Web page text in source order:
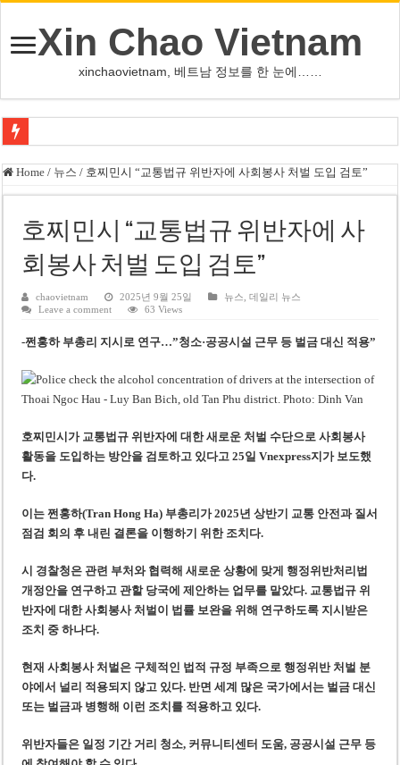
Xin Chao Vietnam
xinchaovietnam, 베트남 정보를 한 눈에……
쩐 타인 먼 베트남 국회의장 “외교 성과, 국가 위상 제고에 크게 기여”
싱가포르 하오마트, 마지막 프리미엄 매장 폐점… 적자·소송 악재 속 사업 축
베트남 은행 분기 순이익 1조 동 시대…비엣콤뱅크 등 5곳 돌파
PNJ, 다이아몬드 밀수 여파에 2분기 적자… 10월 임시 주총 개최
케펠, 투티엠 엠파이어시티 지분 전량 2억7000만 달러에 매각
베트남 MB은행, 2026년 수익 목표 자신…부동산 대출 비율 13% 고수
베트남주식 HAT, 15년 연속 현금 배당…주당 3,000동 지급
‘1,000억 달러 남북고속철 투자’ 호언장담 메콜로르 회장 체포
베트남 세무당국, 납세자 정보 공개 기준·절차 명확화
Home / 뉴스 / 호찌민시 “교통법규 위반자에 사회봉사 처벌 도입 검토”
호찌민시 “교통법규 위반자에 사
회봉사 처벌 도입 검토”
chaovietnam 2025년 9월 25일 뉴스 ,데일리 뉴스
Leave a comment
63 Views
-쩐홍하 부총리 지시로 연구…”청소·공공시설 근무 등 벌금 대신 적용”
호찌민시가 교통법규 위반자에 대한 새로운 처벌 수단으로 사회봉사
활동을 도입하는 방안을 검토하고 있다고 25일 Vnexpress지가 보도했
다.
이는 쩐홍하(Tran Hong Ha) 부총리가 2025년 상반기 교통 안전과 질서
점검 회의 후 내린 결론을 이행하기 위한 조치다.
시 경찰청은 관련 부처와 협력해 새로운 상황에 맞게 행정위반처리법
개정안을 연구하고 관할 당국에 제안하는 업무를 맡았다. 교통법규 위
반자에 대한 사회봉사 처벌이 법률 보완을 위해 연구하도록 지시받은
조치 중 하나다.
현재 사회봉사 처벌은 구체적인 법적 규정 부족으로 행정위반 처벌 분
야에서 널리 적용되지 않고 있다. 반면 세계 많은 국가에서는 벌금 대신
또는 벌금과 병행해 이런 조치를 적용하고 있다.
위반자들은 일정 기간 거리 청소, 커뮤니티센터 도움, 공공시설 근무 등